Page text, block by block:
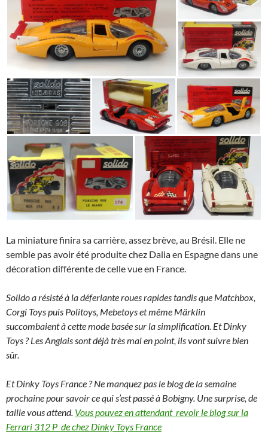
La miniature finira sa carrière, assez brève, au Brésil. Elle ne
semble pas avoir été produite chez Dalia en Espagne dans une
décoration différente de celle vue en France.
Solido a résisté à la déferlante roues rapides tandis que Matchbox,
Corgi Toys puis Politoys, Mebetoys et même Märklin
succombaient à cette mode basée sur la simplification. Et Dinky
Toys ? Les Anglais sont déjà très mal en point, ils vont suivre bien
sûr.
Et Dinky Toys France ? Ne manquez pas le blog de la semaine
prochaine pour savoir ce qui s’est passé à Bobigny. Une surprise, de
taille vous attend. Vous pouvez en attendant revoir le blog sur la
Ferrari 312 P de chez Dinky Toys France